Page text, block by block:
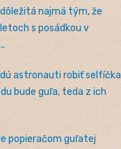
najmä tým, že
s posádkou v
astronauti robiť selfíčka
bude guľa, teda z ich
popieračom guľatej